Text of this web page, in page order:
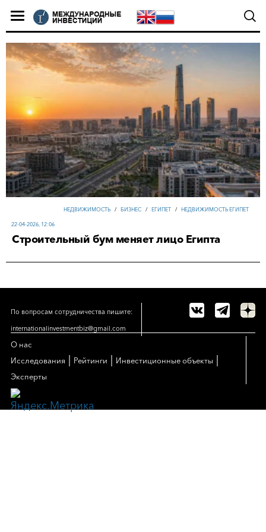
НЕДВИЖИМОСТЬ / БИЗНЕС / ЕГИПЕТ / НЕДВИЖИМОСТЬ ЕГИПЕТ
22-04-2026, 12:06
Строительный бум меняет лицо Египта
По вопросам сотрудничества пишите:
internationalinvestmentbiz@gmail.com
О нас
Исследования
Рейтинги Инвестиционные объекты
Эксперты